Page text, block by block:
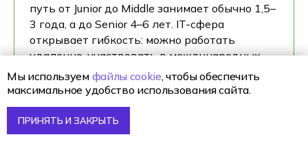
путь от Junior до Middle занимает обычно 1,5–
3 года, а до Senior 4–6 лет. IT-сфера
открывает гибкость: можно работать
удаленно, участвовать в международных
проектах и менять направления внутри
профессии.
Мы используем файлы cookie, чтобы обеспечить
максимальное удобство использования сайта.
ПРИНЯТЬ И ЗАКРЫТЬ